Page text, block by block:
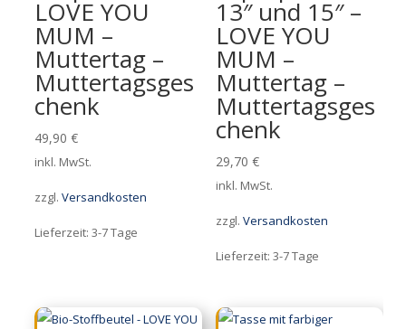
LOVE YOU
MUM –
Muttertag –
Muttertagsges
chenk
49,90 €
inkl. MwSt.
zzgl. Versandkosten
Lieferzeit: 3-7 Tage
13″ und 15″ –
LOVE YOU
MUM –
Muttertag –
Muttertagsges
chenk
29,70€
inkl. MwSt.
zzgl.Versandkosten
Lieferzeit:3-7 Tage